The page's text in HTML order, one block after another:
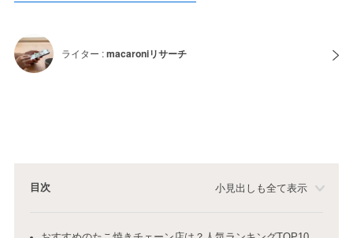
ライター :macaroniリサーチ
目次 小見出しも全て表示